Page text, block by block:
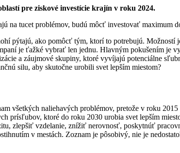
pre ziskové investície krajín v roku 2024.
na tucet problémov, budú môcť investovať maximum
pýtajú, ako pomôcť tým, ktorí to potrebujú. Možností
je ťažké vybrať len jednu. Hlavným pokušením je
a záujmové skupiny, ktoré vyvíjajú potenciálne
silu, aby skutočne urobili svet lepším miestom?
všetkých naliehavých problémov, pretože v roku
prísľubov, ktoré do roku 2030 urobia svet lepším
zlepšiť vzdelanie, znížiť nerovnosť, poskytnúť
v mestách. Zoznam je pôsobivý, nie je